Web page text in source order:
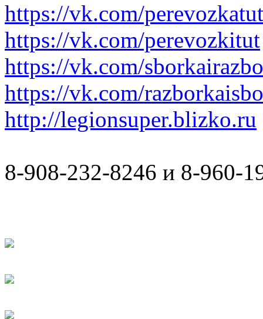
https://vk.com/perevozkatut
https://vk.com/perevozkitut
https://vk.com/
https://vk.com/
http://legionsuper.blizko.ru
8-908-232-8246 и 8-960-